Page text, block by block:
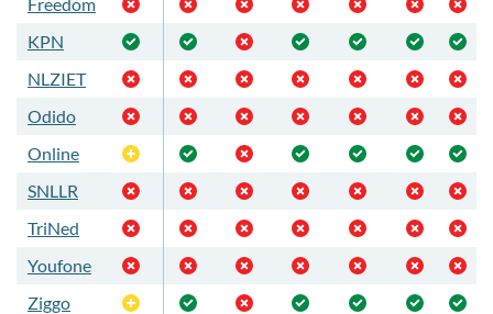
KPN
NLZIET
Odido
Online
Optioneel
SNLLR
TriNed
Youfone
Ziggo
Optioneel